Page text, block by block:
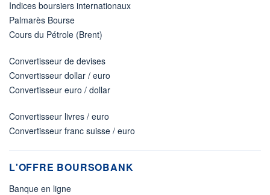
Indices boursiers internationaux
Palmarès Bourse
Cours du Pétrole (Brent)
Convertisseur de devises
Convertisseur dollar / euro
Convertisseur euro / dollar
Convertisseur livres / euro
Convertisseur franc suisse / euro
L'OFFRE BOURSOBANK
Banque en ligne